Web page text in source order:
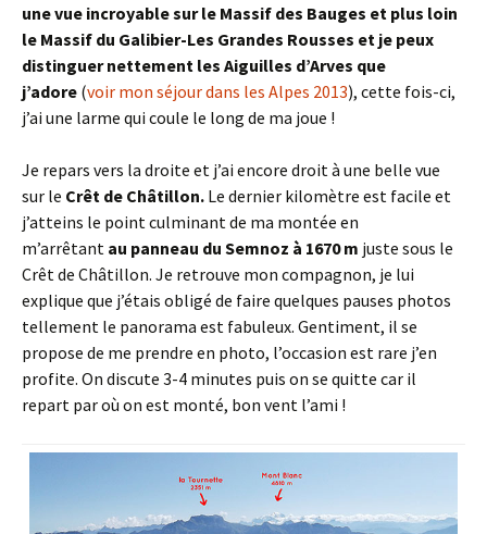
une vue incroyable sur le Massif des Bauges et plus loin
le Massif du Galibier-Les Grandes Rousses et je peux
distinguer nettement les Aiguilles d’Arves que
j’adore (voir mon séjour dans les Alpes 2013), cette fois-ci,
j’ai une larme qui coule le long de ma joue !
Je repars vers la droite et j’ai encore droit à une belle vue
sur le Crêt de Châtillon. Le dernier kilomètre est facile et
j’atteins le point culminant de ma montée en
m’arrêtant au panneau du Semnoz à 1670 m juste sous le
Crêt de Châtillon. Je retrouve mon compagnon, je lui
explique que j’étais obligé de faire quelques pauses photos
tellement le panorama est fabuleux. Gentiment, il se
propose de me prendre en photo, l’occasion est rare j’en
profite. On discute 3-4 minutes puis on se quitte car il
repart par où on est monté, bon vent l’ami !